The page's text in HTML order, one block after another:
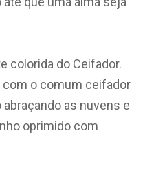
colorida do Ceifador.
o comum ceifador
as nuvens e
oprimido com